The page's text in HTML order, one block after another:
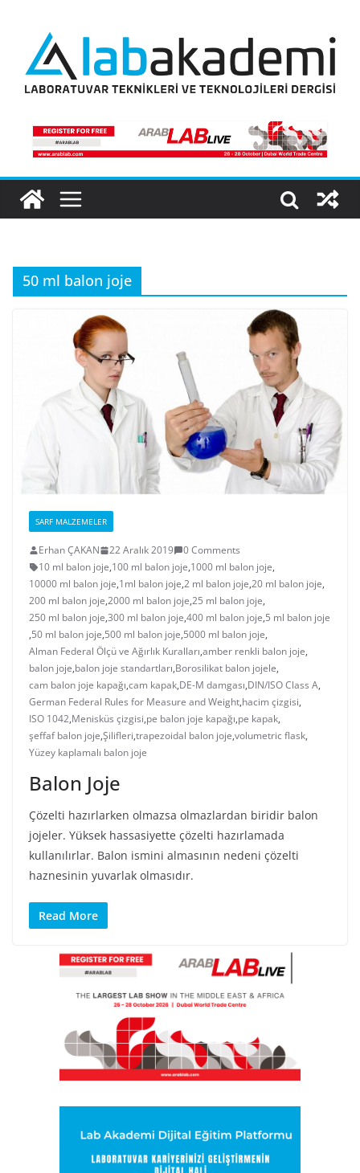
content
50 ml balon joje
SARF MALZEMELER
Erhan ÇAKAN 22 Aralık 2019
0 Comments
10 ml balon joje,100 ml balon joje,1000 ml balon joje,
10000 ml balon joje,1ml balon joje,2 ml balon joje,20 ml balon joje,
200 ml balon joje,2000 ml balon joje,25 ml balon joje,
250 ml balon joje,300 ml balon joje,400 ml balon joje,5 ml balon joje
,50 ml balon joje,500 ml balon joje,5000 ml balon joje,
Alman Federal Ölçü ve Ağırlık Kuralları,amber renkli balon joje,
balon joje,balon joje standartları,Borosilikat balon jojele,
cam balon joje kapağı,cam kapak,DE-M damgası,DIN/ISO Class A,
German Federal Rules for Measure and Weight,hacim çizgisi,
ISO 1042,Menisküs çizgisi,pe balon joje kapağı,pe kapak,
şeffaf balon joje,Şilifleri,trapezoidal balon joje,volumetric flask,
Yüzey kaplamalı balon joje
Balon Joje
Çözelti hazırlarken olmazsa olmazlardan biridir balon
jojeler. Yüksek hassasiyette çözelti hazırlamada
kullanılırlar. Balon ismini almasının nedeni çözelti
haznesinin yuvarlak olmasıdır.
Read More